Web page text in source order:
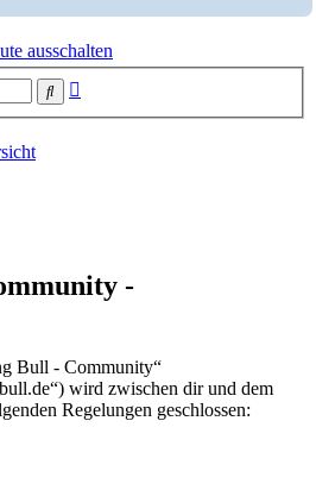
ausschalten
Suche
-
Bull - Community“
wird zwischen dir und dem
Regelungen geschlossen: